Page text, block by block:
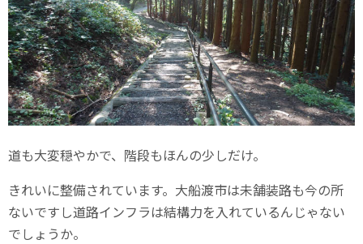
道も大変穏やかで、階段もほんの少しだけ。
きれいに整備されています。大船渡市は未舗装路も今の所
ないですし道路インフラは結構力を入れているんじゃない
でしょうか。